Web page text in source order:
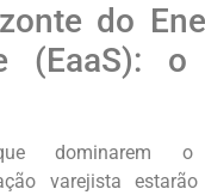
do
(EaaS): o
dominarem
varejista estarão